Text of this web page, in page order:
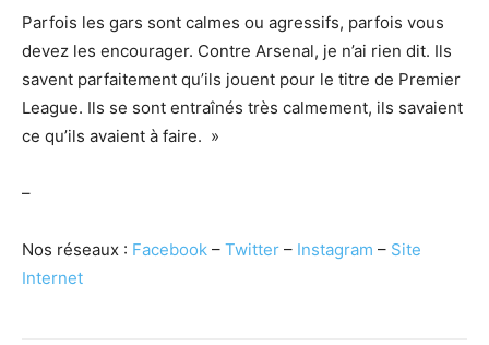
Parfois les gars sont calmes ou agressifs, parfois vous
devez les encourager. Contre Arsenal, je n’ai rien dit. Ils
savent parfaitement qu’ils jouent pour le titre de Premier
League. Ils se sont entraînés très calmement, ils savaient
ce qu’ils avaient à faire. »
–
Nos réseaux : Facebook – Twitter – Instagram – Site
Internet